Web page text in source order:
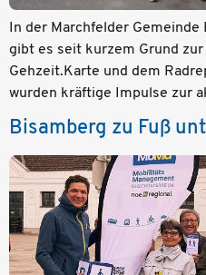
In der Marchfelder Gemeinde
gibt es seit kurzem Grund
Gehzeit.Karte und dem
wurden kräftige Impulse zur
Bisamberg zu Fuß